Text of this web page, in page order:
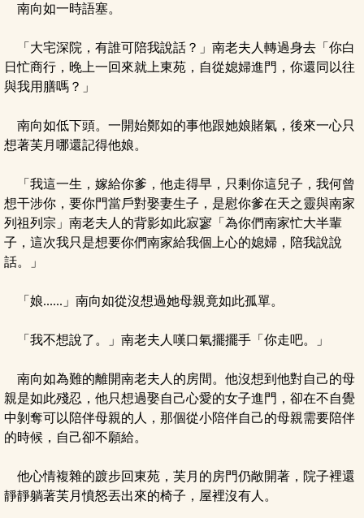
南向如一時語塞。
「大宅深院，有誰可陪我說話？」南老夫人轉過身去「你白
日忙商行，晚上一回來就上東苑，自從媳婦進門，你還同以往
與我用膳嗎？」
南向如低下頭。一開始鄭如的事他跟她娘賭氣，後來一心只
想著芙月哪還記得他娘。
「我這一生，嫁給你爹，他走得早，只剩你這兒子，我何曾
想干涉你，要你門當戶對娶妻生子，是慰你爹在天之靈與南家
列祖列宗」南老夫人的背影如此寂寥「為你們南家忙大半輩
子，這次我只是想要你們南家給我個上心的媳婦，陪我說說
話。」
「娘......」南向如從沒想過她母親竟如此孤單。
「我不想說了。」南老夫人嘆口氣擺擺手「你走吧。」
南向如為難的離開南老夫人的房間。他沒想到他對自己的母
親是如此殘忍，他只想過娶自己心愛的女子進門，卻在不自覺
中剝奪可以陪伴母親的人，那個從小陪伴自己的母親需要陪伴
的時候，自己卻不願給。
他心情複雜的踱步回東苑，芙月的房門仍敞開著，院子裡還
靜靜躺著芙月憤怒丟出來的椅子，屋裡沒有人。